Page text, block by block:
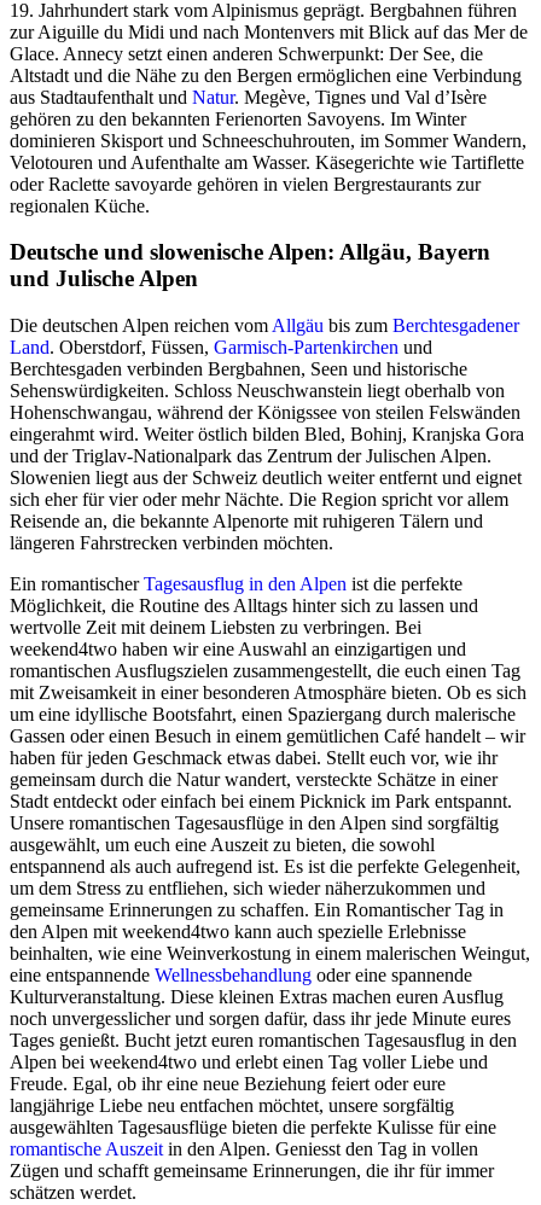
19. Jahrhundert stark vom Alpinismus geprägt. Bergbahnen führen
zur Aiguille du Midi und nach Montenvers mit Blick auf das Mer de
Glace. Annecy setzt einen anderen Schwerpunkt: Der See, die
Altstadt und die Nähe zu den Bergen ermöglichen eine Verbindung
aus Stadtaufenthalt und Natur. Megève, Tignes und Val d’Isère
gehören zu den bekannten Ferienorten Savoyens. Im Winter
dominieren Skisport und Schneeschuhrouten, im Sommer Wandern,
Velotouren und Aufenthalte am Wasser. Käsegerichte wie Tartiflette
oder Raclette savoyarde gehören in vielen Bergrestaurants zur
regionalen Küche.
Deutsche und slowenische Alpen: Allgäu, Bayern
und Julische Alpen
Die deutschen Alpen reichen vom Allgäu bis zum Berchtesgadener
Land. Oberstdorf, Füssen, Garmisch-Partenkirchen und
Berchtesgaden verbinden Bergbahnen, Seen und historische
Sehenswürdigkeiten. Schloss Neuschwanstein liegt oberhalb von
Hohenschwangau, während der Königssee von steilen Felswänden
eingerahmt wird. Weiter östlich bilden Bled, Bohinj, Kranjska Gora
und der Triglav-Nationalpark das Zentrum der Julischen Alpen.
Slowenien liegt aus der Schweiz deutlich weiter entfernt und eignet
sich eher für vier oder mehr Nächte. Die Region spricht vor allem
Reisende an, die bekannte Alpenorte mit ruhigeren Tälern und
längeren Fahrstrecken verbinden möchten.
Ein romantischerTagesausflug in den Alpen ist die perfekte
Möglichkeit, die Routine des Alltags hinter sich zu lassen und
wertvolle Zeit mit deinem Liebsten zu verbringen. Bei
weekend4two haben wir eine Auswahl an einzigartigen und
romantischen Ausflugszielen zusammengestellt, die euch einen Tag
mit Zweisamkeit in einer besonderen Atmosphäre bieten. Ob es sich
um eine idyllische Bootsfahrt, einen Spaziergang durch malerische
Gassen oder einen Besuch in einem gemütlichen Café handelt – wir
haben für jeden Geschmack etwas dabei. Stellt euch vor, wie ihr
gemeinsam durch die Natur wandert, versteckte Schätze in einer
Stadt entdeckt oder einfach bei einem Picknick im Park entspannt.
Unsere romantischen Tagesausflüge in den Alpen sind sorgfältig
ausgewählt, um euch eine Auszeit zu bieten, die sowohl
entspannend als auch aufregend ist. Es ist die perfekte Gelegenheit,
um dem Stress zu entfliehen, sich wieder näherzukommen und
gemeinsame Erinnerungen zu schaffen. Ein Romantischer Tag in
den Alpen mit weekend4two kann auch spezielle Erlebnisse
beinhalten, wie eine Weinverkostung in einem malerischen Weingut,
eine entspannende Wellnessbehandlung oder eine spannende
Kulturveranstaltung. Diese kleinen Extras machen euren Ausflug
noch unvergesslicher und sorgen dafür, dass ihr jede Minute eures
Tages genießt. Bucht jetzt euren romantischen Tagesausflug in den
Alpen bei weekend4two und erlebt einen Tag voller Liebe und
Freude. Egal, ob ihr eine neue Beziehung feiert oder eure
langjährige Liebe neu entfachen möchtet, unsere sorgfältig
ausgewählten Tagesausflüge bieten die perfekte Kulisse für eine
romantische Auszeit in den Alpen. Geniesst den Tag in vollen
Zügen und schafft gemeinsame Erinnerungen, die ihr für immer
schätzen werdet.